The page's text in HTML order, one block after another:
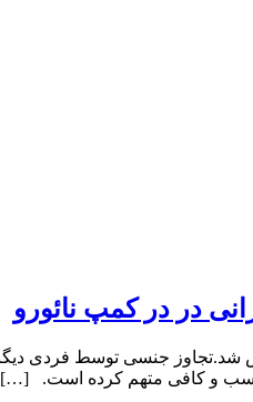
مناسب و کافی متهم کرده است. […]